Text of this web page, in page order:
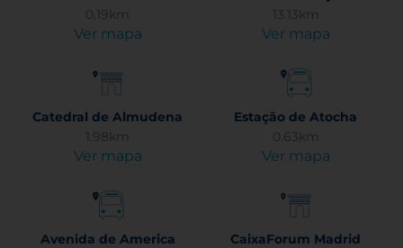
0.19km
Ver mapa
13.13km
Ver mapa
Catedral de Almudena
1.98km
Ver mapa
Estação de Atocha
0.63km
Ver mapa
Avenida de America
CaixaForum Madrid